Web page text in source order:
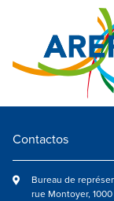
Contactos
Bureau de
rue Montoyer,